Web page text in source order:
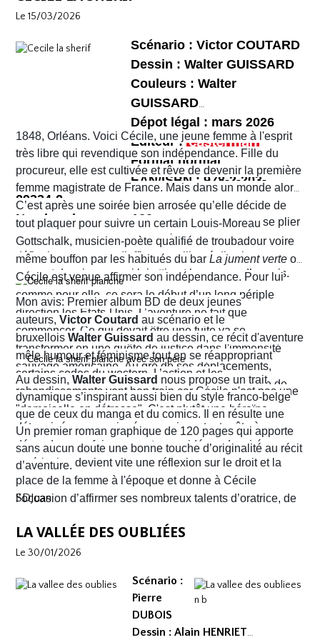
vont rapidement se découvrir as de la gâchette, surtout
Sophie. Un album, on peut le dire, surréaliste.
habitants !
Le 15/03/2026
Scénario : Victor COUTARD
Dessin : Walter GUISSARD
Couleurs : Walter
GUISSARD
Dépot légal : mars 2026
Editeur :
Format normal
EAN/ISBN : 978-2-203-
29334-2
Nombre de pages :120
1848, Orléans. Voici Cécile, une jeune femme à l'esprit
très libre qui revendique son indépendance. Fille du
procureur, elle est cultivée et rêve de devenir la première
femme magistrate de France. Mais dans un monde alors
très machiste, elle est confrontée à une institution
judiciaire exclusivement masculine. Refusant de se plier
aux conventions sociales de l'époque, elle ne cesse de
défier les normes et d’affirmer sa liberté d’action en
prenant des risques qui lui attirent beaucoup d’ennuis.
C’est après une soirée bien arrosée qu’elle décide de
tout plaquer pour suivre un certain Louis-Moreau
Gottschalk, musicien-poète qualifié de troubadour voire
même bouffon par les habitués du bar La jument verte où
Cécile est venue affirmer son indépendance. Pour lui
comme pour elle, ce sera le début d’un long périple
direction les États-Unis. L’aventure ne fait que
commencer. Ce qui devait être une fuite va se
transformer en une quête de justice dans l'immensité
sauvage américaine. Au gré de ses déplacements,
Cécile finira contre toute attente par troquer la robe de
juriste contre l'étoile de shérif…
Mon avis: Premier album BD de deux jeunes
auteurs, Victor Coutard au scénario et le
bruxellois Walter Guissard au dessin, ce récit d'aventure
mêle humour et féminisme tout en se réappropriant
certains codes du western. L’action et les
rebondissements vont bon train car Cécile n'est pas une
"demoiselle en détresse". C'est plutôt une héroïne
déterminée, un peu ingénue mais surtout prête à en
découdre pour faire respecter ses idéaux. La virée
américaine devient vite une réflexion sur le droit et la
place de la femme à l'époque et donne à Cécile
l’occasion d’affirmer ses nombreux talents d’oratrice, de
habile.
Au dessin, Walter Guissard nous propose un trait
dynamique s’inspirant aussi bien du style franco-belge
que de ceux du manga et du comics. Il en résulte une
narration visuelle hyper dynamique privilégiant le
mouvement et l'énergie, c'est le moins que l'on puisse
dire.
Un premier roman graphique de 120 pages qui apporte
sans aucun doute une bonne touche d’originalité au récit
d’aventure.
SDJuan
LA VALLÉE DES OUBLIÉES
Le 30/01/2026
Scénario :
Pierre
DUBOIS
Dessin : Alain HENRIET